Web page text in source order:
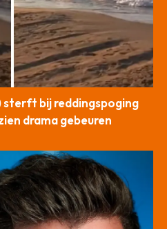
sterft bij reddingspoging
drama gebeuren